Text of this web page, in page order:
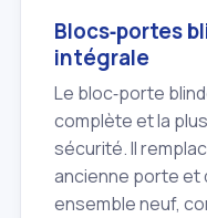
Blocs‑portes
intégrale
Le bloc‑porte
complète et la
sécurité. Il
ancienne porte et
ensemble neuf,